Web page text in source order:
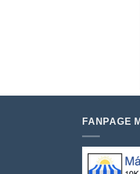
FANPAGE